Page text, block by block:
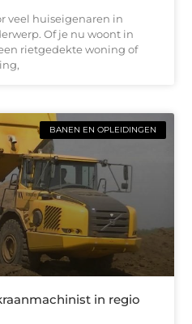
veel huiseigenaren in
Of je nu woont in
rietgedekte woning of
BANEN EN OPLEIDINGEN
in regio